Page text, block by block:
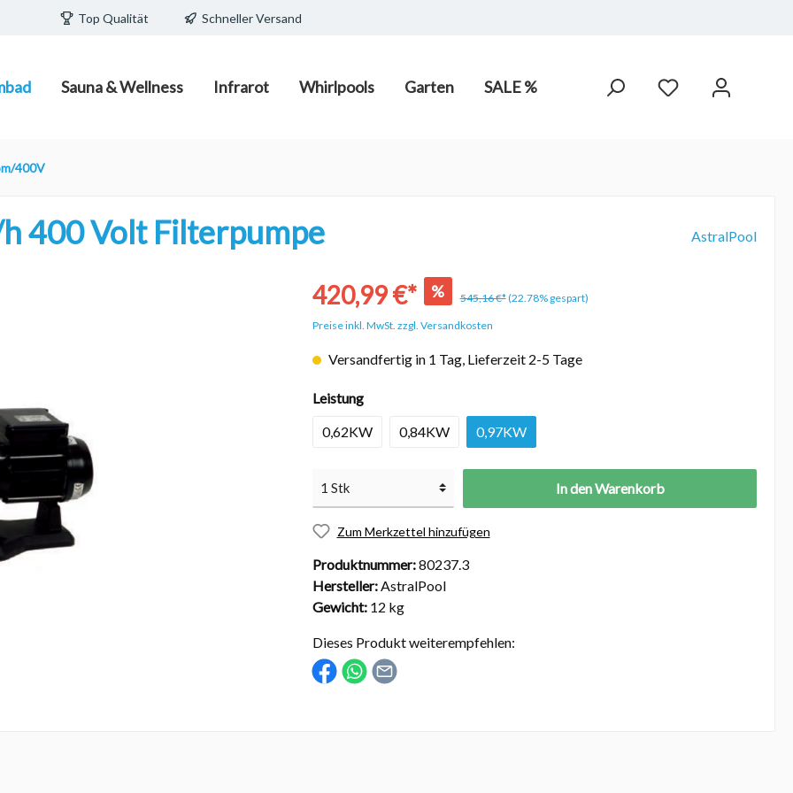
Top Qualität Schneller Versand
Sauna & Wellness Infrarot Whirlpools Garten SALE %
Pools
Becken
Poolreiniger und Zubehör
Installationsmaterial
Kugelhähne
Abdeckungen
Solarabdeckungen
Rollabdeckungen
Schachtabdeckungen
Überdachungen
Fass zum Schlafen
400V
400 Volt Filterpumpe AstralPool
420,99 €* % 545,16 €*(22.78% gespart)
Preise inkl. MwSt. zzgl. Versandkosten
Versandfertig in 1 Tag, Lieferzeit 2-5 Tage
Leistung
0,62KW
0,84KW 0,97KW
In den Warenkorb
Zum Merkzettel hinzufügen
Produktnummer:80237.3
Hersteller:AstralPool
Gewicht: 12 kg
Dieses Produkt weiterempfehlen: